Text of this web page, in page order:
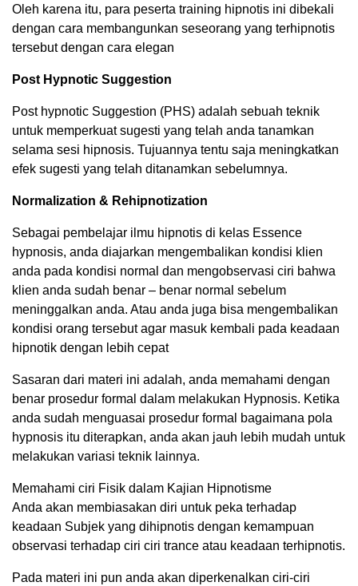
Oleh karena itu, para peserta training hipnotis ini dibekali
dengan cara membangunkan seseorang yang terhipnotis
tersebut dengan cara elegan
Post Hypnotic Suggestion
Post hypnotic Suggestion (PHS) adalah sebuah teknik
untuk memperkuat sugesti yang telah anda tanamkan
selama sesi hipnosis. Tujuannya tentu saja meningkatkan
efek sugesti yang telah ditanamkan sebelumnya.
Normalization & Rehipnotization
Sebagai pembelajar ilmu hipnotis di kelas Essence
hypnosis, anda diajarkan mengembalikan kondisi klien
anda pada kondisi normal dan mengobservasi ciri bahwa
klien anda sudah benar – benar normal sebelum
meninggalkan anda. Atau anda juga bisa mengembalikan
kondisi orang tersebut agar masuk kembali pada keadaan
hipnotik dengan lebih cepat
Sasaran dari materi ini adalah, anda memahami dengan
benar prosedur formal dalam melakukan Hypnosis. Ketika
anda sudah menguasai prosedur formal bagaimana pola
hypnosis itu diterapkan, anda akan jauh lebih mudah untuk
melakukan variasi teknik lainnya.
Memahami ciri Fisik dalam Kajian Hipnotisme
Anda akan membiasakan diri untuk peka terhadap
keadaan Subjek yang dihipnotis dengan kemampuan
observasi terhadap ciri ciri trance atau keadaan terhipnotis.
Pada materi ini pun anda akan diperkenalkan ciri-ciri